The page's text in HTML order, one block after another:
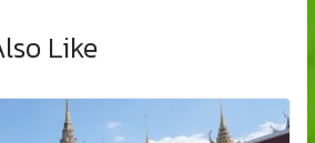
Like